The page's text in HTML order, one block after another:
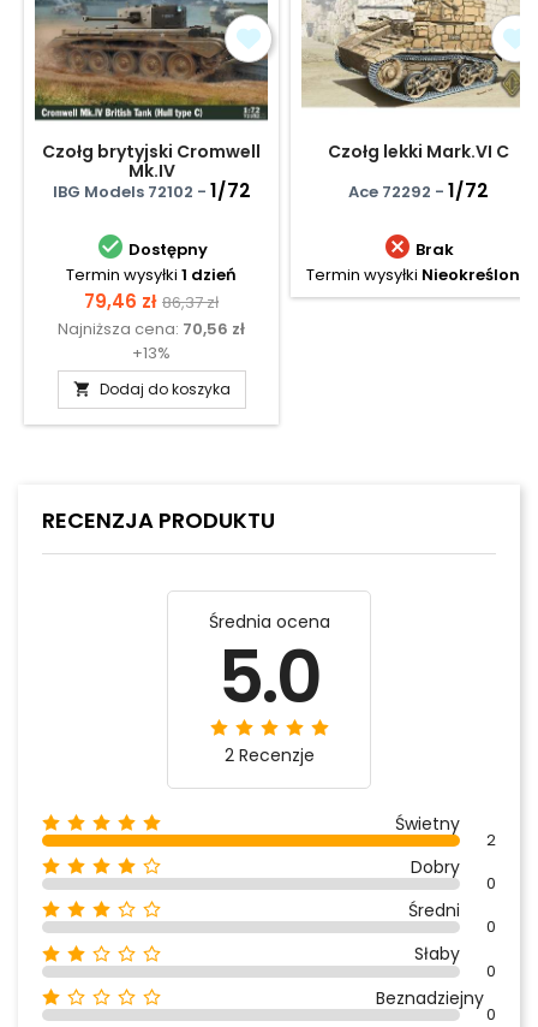
Czołg brytyjski Cromwell
Mk.IV
IBG Models 72102 - 1/72
 Dostępny
Termin wysyłki 1 dzień
Cena
79,46 zł Cena
podstawowa
86,37 zł
Najniższa cena: 70,56 zł
+13%
 Dodaj do koszyka
Czołg lekki Mark.VI C
Ace 72292 - 1/72
 Brak
Termin wysyłki Nieokreślony
RECENZJA PRODUKTU
Średnia ocena
5.0
2 Recenzje
Świetny
2
Dobry
0
Średni
0
Słaby
0
Beznadziejny
0